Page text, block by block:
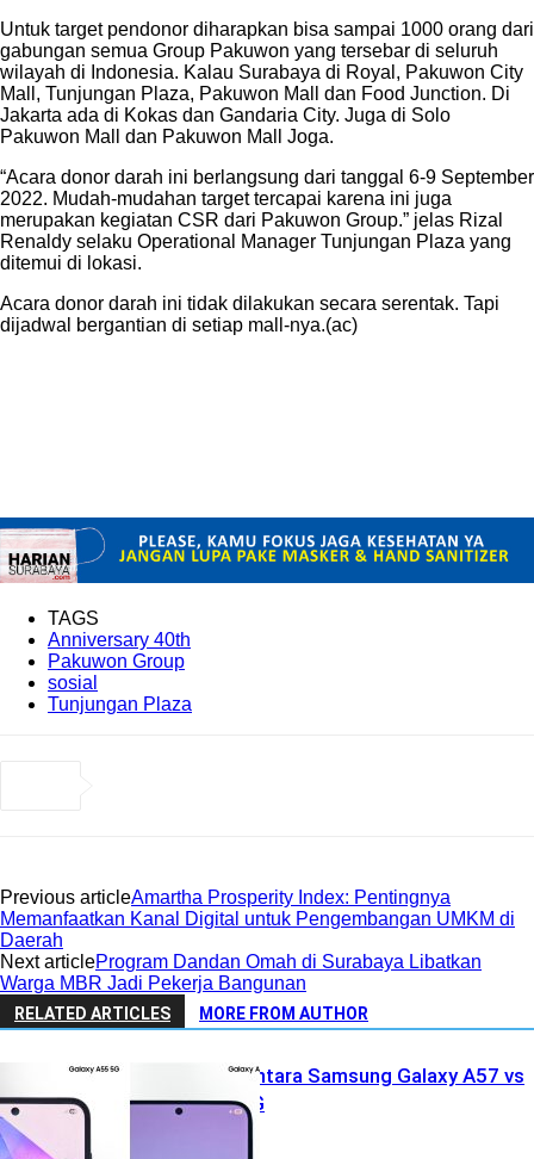
Untuk target pendonor diharapkan bisa sampai 1000 orang dari
gabungan semua Group Pakuwon yang tersebar di seluruh
wilayah di Indonesia. Kalau Surabaya di Royal, Pakuwon City
Mall, Tunjungan Plaza, Pakuwon Mall dan Food Junction. Di
Jakarta ada di Kokas dan Gandaria City. Juga di Solo
Pakuwon Mall dan Pakuwon Mall Joga.
“Acara donor darah ini berlangsung dari tanggal 6-9 September
2022. Mudah-mudahan target tercapai karena ini juga
merupakan kegiatan CSR dari Pakuwon Group.” jelas Rizal
Renaldy selaku Operational Manager Tunjungan Plaza yang
ditemui di lokasi.
Acara donor darah ini tidak dilakukan secara serentak. Tapi
dijadwal bergantian di setiap mall-nya.(ac)
TAGS
Anniversary 40th
Pakuwon Group
sosial
Tunjungan Plaza
Previous articleAmartha Prosperity Index: Pentingnya
Memanfaatkan Kanal Digital untuk Pengembangan UMKM di
Daerah
Next articleProgram Dandan Omah di Surabaya Libatkan
Warga MBR Jadi Pekerja Bangunan
RELATED ARTICLES MORE FROM AUTHOR
Keunggulan Antara Samsung Galaxy A57 vs
Galaxy A55 5G